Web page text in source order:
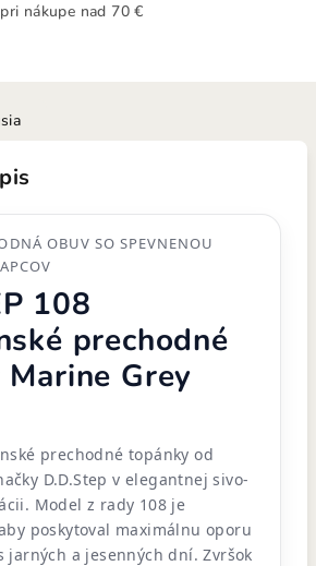
pri nákupe nad 70 €
OBUV SO SPEVNENOU
108
prechodné
Grey
prechodné topánky od
D.D.Step v elegantnej sivo-
Model z rady 108 je
poskytoval maximálnu oporu
jarných a jesenných dní. Zvršok